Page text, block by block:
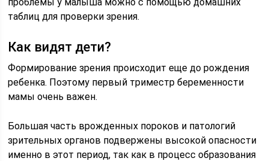
таблиц для проверки зрения.
Как видят дети?
Формирование зрения происходит еще до рождения
ребенка. Поэтому первый триместр беременности
мамы очень важен.
Большая часть врожденных пороков и патологий
зрительных органов подвержены высокой опасности
именно в этот период, так как в процесс образования